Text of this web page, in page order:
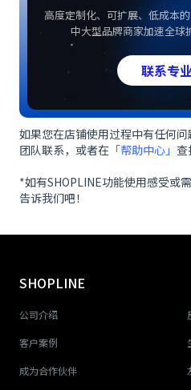
高度定制化、可扩展、低成本
中大型品牌商家加速全球
联系专
如果您在店铺使用过程中有任何
团队联系，或者在 「帮助中心」 查
*如有SHOPLINE功能使用感受或
告诉我们吧！
SHOPLINE
公司介绍
客户案例
成为合作伙伴